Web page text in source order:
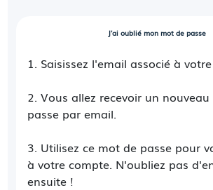
J'ai oublié mon mot de passe
1. Saisissez l'email associé à
2. Vous allez recevoir un
passe par email.
3. Utilisez ce mot de passe pour
à votre compte. N'oubliez pas
ensuite !